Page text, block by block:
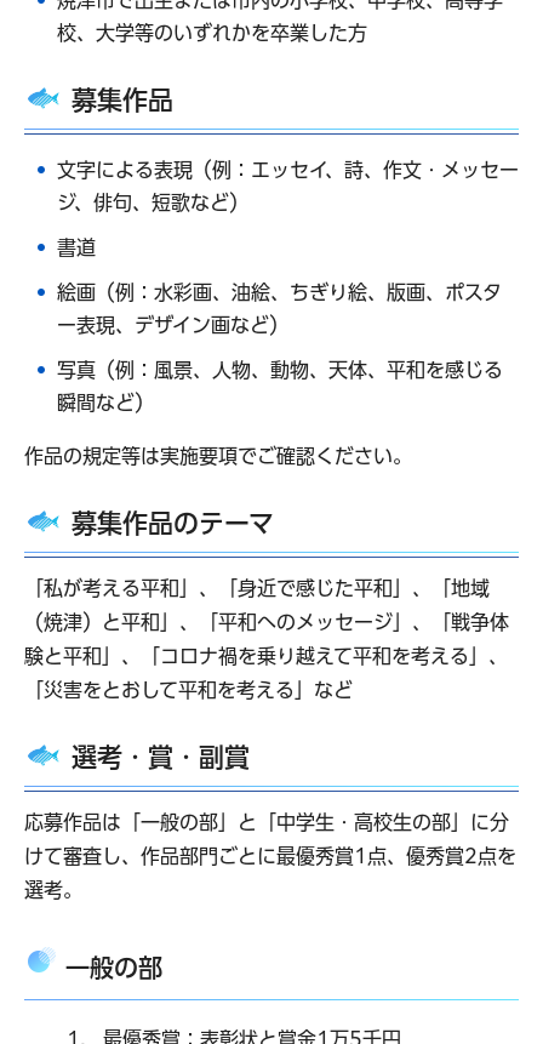
校、大学等のいずれかを卒業した方
募集作品
文字による表現（例：エッセイ、詩、作文・メッセー
ジ、俳句、短歌など）
書道
絵画（例：水彩画、油絵、ちぎり絵、版画、ポスタ
ー表現、デザイン画など）
写真（例：風景、人物、動物、天体、平和を感じる
瞬間など）
作品の規定等は実施要項でご確認ください。
募集作品のテーマ
「私が考える平和」、「身近で感じた平和」、「地域
（焼津）と平和」、「平和へのメッセージ」、「戦争体
験と平和」、「コロナ禍を乗り越えて平和を考える」、
「災害をとおして平和を考える」など
選考・賞・副賞
応募作品は「一般の部」と「中学生・高校生の部」に分
けて審査し、作品部門ごとに最優秀賞1点、優秀賞2点を
選考。
一般の部
最優秀賞：表彰状と賞金1万5千円